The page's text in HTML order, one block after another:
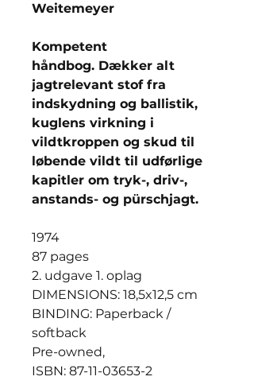
Weitemeyer
Kompetent
håndbog. Dækker alt
jagtrelevant stof fra
indskydning og ballistik,
kuglens virkning i
vildtkroppen og skud til
løbende vildt til udførlige
kapitler om tryk-, driv-,
anstands- og pürschjagt.
1974
87 pages
2. udgave 1. oplag
DIMENSIONS: 18,5x12,5 cm
BINDING: Paperback /
softback
Pre-owned,
ISBN: 87-11-03653-2